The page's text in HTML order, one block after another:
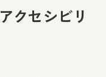
クセシビリ